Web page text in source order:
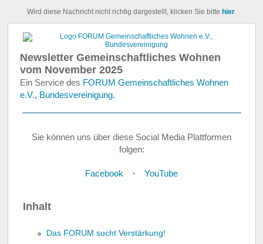
Wird diese Nachricht nicht richtig dargestellt, klicken Sie bitte hier.
Newsletter Gemeinschaftliches Wohnen
vom November 2025
Ein Service des FORUM Gemeinschaftliches Wohnen
e.V., Bundesvereinigung.
Sie können uns über diese Social Media Plattformen
folgen:
Facebook ∙ YouTube
Inhalt
Das FORUM sucht Verstärkung!